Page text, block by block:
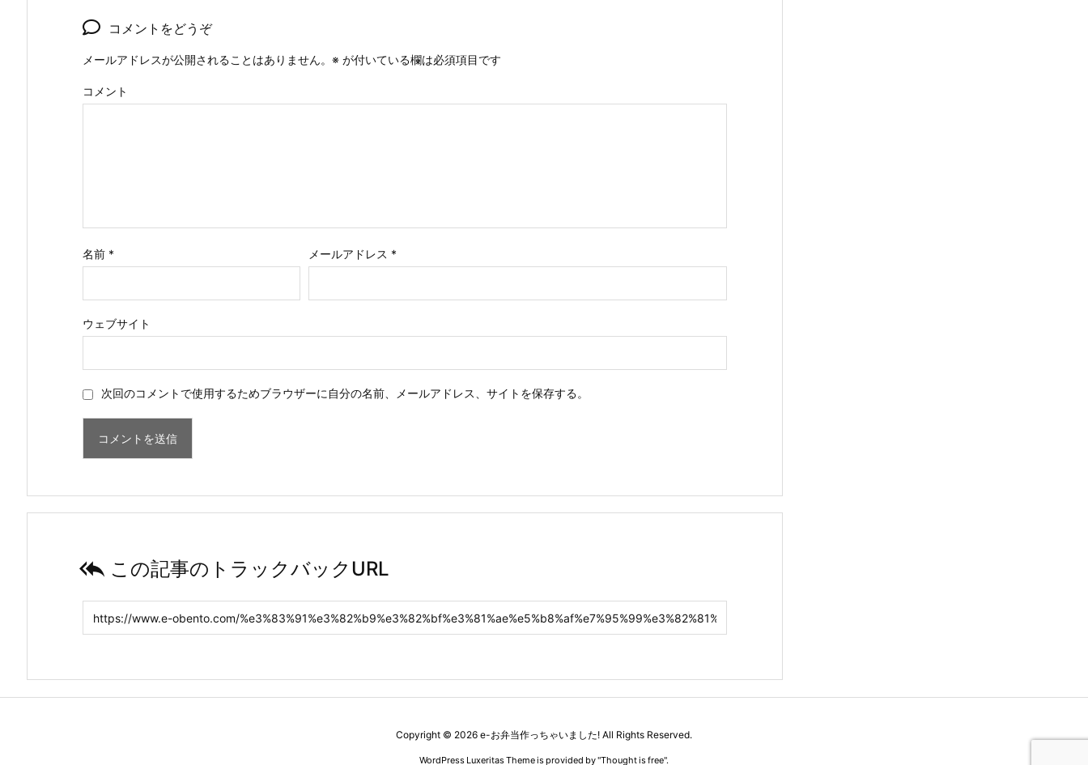
コメントをどうぞ
メールアドレスが公開されることはありません。 ※ が付いている欄は必須項目です
コメント
名前 * メールアドレス *
ウェブサイト
次回のコメントで使用するためブラウザーに自分の名前、メールアドレス、サイトを保存する。
 この記事のトラックバックURL
Copyright © 2026 e-お弁当作っちゃいました! All Rights Reserved.
WordPress Luxeritas Theme is provided by "Thought is free".